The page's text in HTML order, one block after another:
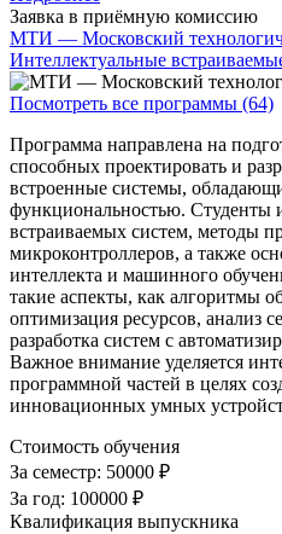
Заявка в приёмную комиссию
МТИ — Московский
Интеллектуальные
Посмотреть все программы (64)
Программа направлена на
способных проектировать и
встроенные системы,
функциональностью. Студенты
встраиваемых систем, методы
микроконтроллеров, а также
интеллекта и машинного
такие аспекты, как алгоритмы
оптимизация ресурсов, анализ
разработка систем с
Важное внимание уделяется
программной частей в целях
инновационных умных
Стоимость обучения
За семестр: 50000 ₽
За год: 100000 ₽
Квалификация выпускника